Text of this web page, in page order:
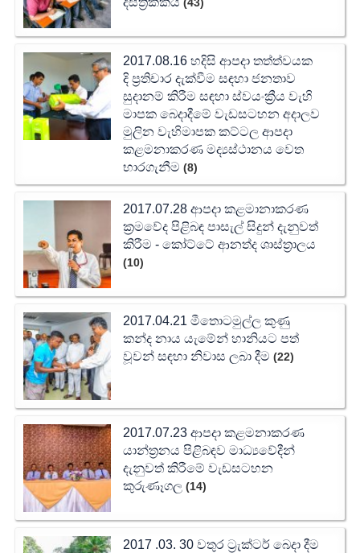
(43)
2017.08.16 හදිසි ආපදා තත්ත්වයක
දි ප්‍රතිචාර දැක්වීම සඳහා ජනතාව
සුදානම් කිරීම සඳහා ස්වයංක්‍රීය වැහි
මාපක බෙදාදීමේ වැඩසටහන අදාලව
මුලින වැහිමාපක කට්ටල ආපදා
කළමනාකරණ මද්‍යස්ථානය වෙත
භාරගැනීම (8)
2017.07.28 ආපදා කළමානාකරණ
ක්‍රමවේද පිළිබඳ පාසැල් සිදුන් දැනුවත්
කිරීම - කෝට්ටේ ආනත්ද ශාස්ත්‍රාලය
(10)
2017.04.21 මීතොටමුල්ල කුණු
කන්ද නාය යැමේන් හානියට පත්
වූවන් සඳහා නිවාස ලබා දීම (22)
2017.07.23 ආපදා කළමනාකරණ
යාන්ත්‍රනය පිළිබඳව මාධ්‍යවේදීන්
දැනුවත් කිරීමේ වැඩසටහන
කුරුණෑගල (14)
2017 .03. 30 වතුර ට්‍රැක්ටර් බෙදා දීම